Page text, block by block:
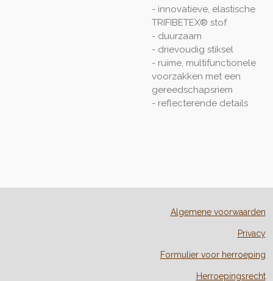
- innovatieve, elastische
TRIFIBETEX® stof
- duurzaam
- drievoudig stiksel
- ruime, multifunctionele
voorzakken met een
gereedschapsriem
- reflecterende details
Algemene voorwaarden
Privacy
Formulier voor herroeping
Herroepingsrecht